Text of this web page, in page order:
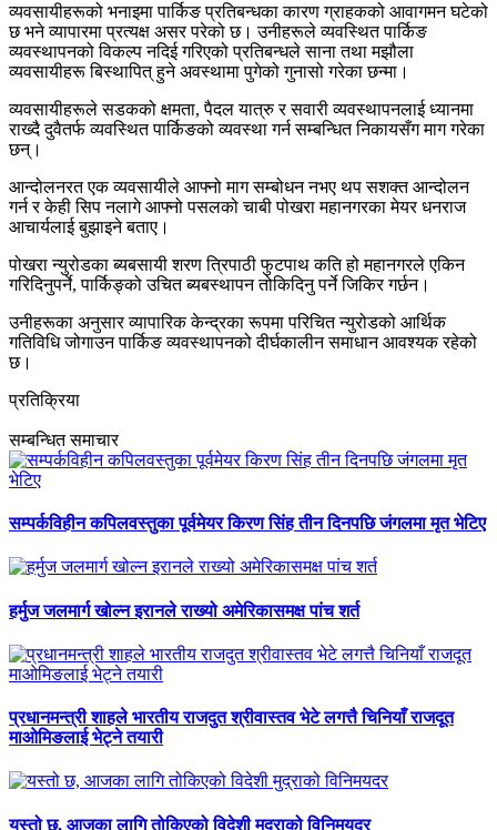
व्यवसायीहरूको भनाइमा पार्किङ प्रतिबन्धका कारण ग्राहकको आवागमन घटेको
छ भने व्यापारमा प्रत्यक्ष असर परेको छ। उनीहरूले व्यवस्थित पार्किङ
व्यवस्थापनको विकल्प नदिई गरिएको प्रतिबन्धले साना तथा मझौला
व्यवसायीहरू बिस्थापित् हुने अवस्थामा पुगेको गुनासो गरेका छन्मा।
व्यवसायीहरूले सडकको क्षमता, पैदल यात्रु र सवारी व्यवस्थापनलाई ध्यानमा
राख्दै दुवैतर्फ व्यवस्थित पार्किङको व्यवस्था गर्न सम्बन्धित निकायसँग माग गरेका
छन्।
आन्दोलनरत एक व्यवसायीले आफ्नो माग सम्बोधन नभए थप सशक्त आन्दोलन
गर्न र केही सिप नलागे आफ्नो पसलको चाबी पोखरा महानगरका मेयर धनराज
आचार्यलाई बुझाइने बताए।
पोखरा न्युरोडका ब्यबसायी शरण त्रिपाठी फुटपाथ कति हो महानगरले एकिन
गरिदिनुपर्ने, पार्किङ्को उचित ब्यबस्थापन तोकिदिनु पर्ने जिकिर गर्छन।
उनीहरूका अनुसार व्यापारिक केन्द्रका रूपमा परिचित न्युरोडको आर्थिक
गतिविधि जोगाउन पार्किङ व्यवस्थापनको दीर्घकालीन समाधान आवश्यक रहेको
छ।
प्रतिक्रिया
सम्बन्धित समाचार
सम्पर्कविहीन कपिलवस्तुका पूर्वमेयर किरण सिंह तीन दिनपछि जंगलमा मृत भेटिए
हर्मुज जलमार्ग खोल्न इरानले राख्यो अमेरिकासमक्ष पांच शर्त
प्रधानमन्त्री शाहले भारतीय राजदुत श्रीवास्तव भेटे लगत्तै चिनियाँ राजदूत
माओमिङलाई भेट्ने तयारी
यस्तो छ, आजका लागि तोकिएको विदेशी मुद्राको विनिमयदर